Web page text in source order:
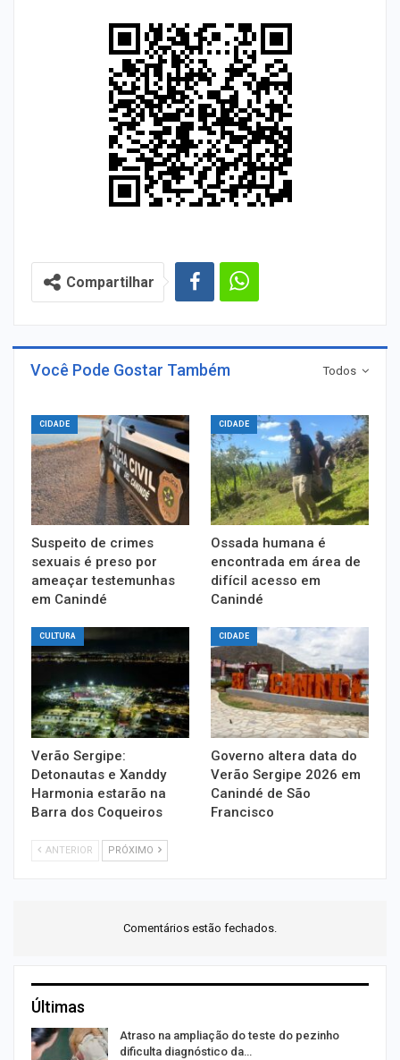
Compartilhar
Todos
Você Pode Gostar Também
CIDADE
Suspeito de crimes
sexuais é preso por
ameaçar testemunhas
em Canindé
CIDADE
Ossada humana é
encontrada em área de
difícil acesso em
Canindé
CULTURA
Verão Sergipe:
Detonautas e Xanddy
Harmonia estarão na
Barra dos Coqueiros
CIDADE
Governo altera data do
Verão Sergipe 2026 em
Canindé de São
Francisco
ANTERIOR PRÓXIMO
Comentários estão fechados.
Últimas
Atraso na ampliação do teste do pezinho
dificulta diagnóstico da…